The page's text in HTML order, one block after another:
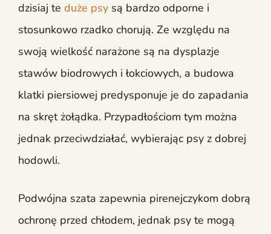
dzisiaj te duże psy są bardzo odporne i
stosunkowo rzadko chorują. Ze względu na
swoją wielkość narażone są na dysplazje
stawów biodrowych i łokciowych, a budowa
klatki piersiowej predysponuje je do zapadania
na skręt żołądka. Przypadłościom tym można
jednak przeciwdziałać, wybierając psy z dobrej
hodowli.
Podwójna szata zapewnia pirenejczykom dobrą
ochronę przed chłodem, jednak psy te mogą